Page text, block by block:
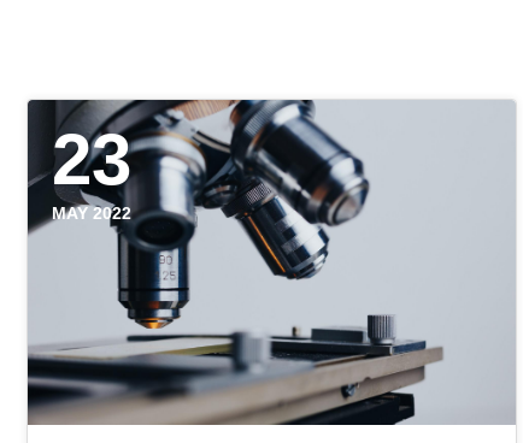
23
MAY 2022